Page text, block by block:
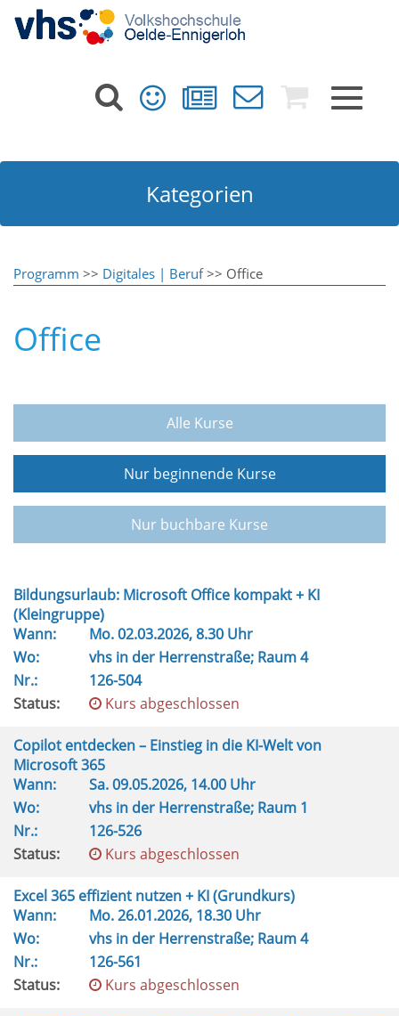
Toggle
Kategorien
Programm >> Digitales | Beruf>> Office
Office
Alle Kurse
Nur beginnende Kurse
Nur buchbare Kurse
Bildungsurlaub: Microsoft Office kompakt + KI
(Kleingruppe)
Wann:
Mo.02.03.2026, 8.30 Uhr
Wo:
vhs in der Herrenstraße; Raum 4
Nr.:
126-504
Status:
Kurs abgeschlossen
Copilot entdecken – Einstieg in die KI-Welt von
Microsoft 365
Wann:
Sa.09.05.2026, 14.00 Uhr
Wo:
vhs in der Herrenstraße; Raum 1
Nr.:
126-526
Status:
Kurs abgeschlossen
Excel 365 effizient nutzen + KI (Grundkurs)
Wann:
Mo.26.01.2026, 18.30 Uhr
Wo:
vhs in der Herrenstraße; Raum 4
Nr.:
126-561
Status:
Kurs abgeschlossen